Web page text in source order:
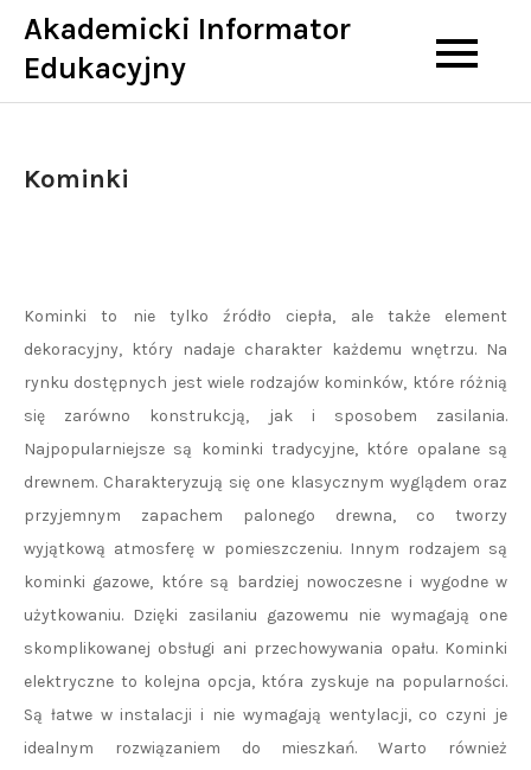
Skip
content
Akademicki Informator
Edukacyjny
Kominki
Kominki to nie tylko źródło ciepła, ale także element
dekoracyjny, który nadaje charakter każdemu wnętrzu. Na
rynku dostępnych jest wiele rodzajów kominków, które różnią
się zarówno konstrukcją, jak i sposobem zasilania.
Najpopularniejsze są kominki tradycyjne, które opalane są
drewnem. Charakteryzują się one klasycznym wyglądem oraz
przyjemnym zapachem palonego drewna, co tworzy
wyjątkową atmosferę w pomieszczeniu. Innym rodzajem są
kominki gazowe, które są bardziej nowoczesne i wygodne w
użytkowaniu. Dzięki zasilaniu gazowemu nie wymagają one
skomplikowanej obsługi ani przechowywania opału. Kominki
elektryczne to kolejna opcja, która zyskuje na popularności.
Są łatwe w instalacji i nie wymagają wentylacji, co czyni je
idealnym rozwiązaniem do mieszkań. Warto również